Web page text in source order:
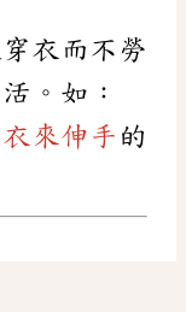
衣而不勞
。如：
來伸手 的